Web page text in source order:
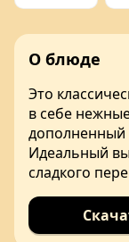
О блюде
Это
в себе
Идеальный
сладкого